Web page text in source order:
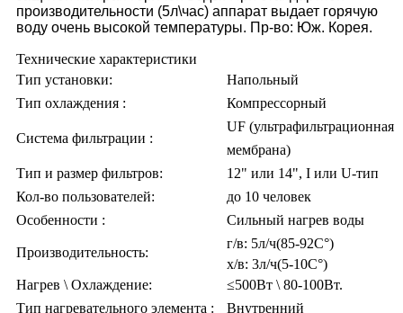
производительности (5л\час) аппарат выдает горячую
воду очень высокой температуры. Пр-во: Юж. Корея.
Технические характеристики
Тип установки:
Напольный
Тип охлаждения :
Компрессорный
Система фильтрации :
UF (ультрафильтрационная
мембрана)
Тип и размер фильтров:
12" или 14", I или U-тип
Кол-во пользователей:
до 10 человек
Особенности :
Сильный нагрев воды
Производительность:
г/в: 5л/ч(85-92C°)
х/в: 3л/ч(5-10C°)
Нагрев \ Охлаждение:
≤500Вт \ 80-100Вт.
Тип нагревательного элемента :
Внутренний